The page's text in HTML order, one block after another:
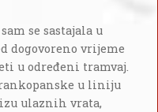
se sastajala u
dogovoreno vrijeme
u određeni tramvaj.
u liniju
ulaznih vrata,